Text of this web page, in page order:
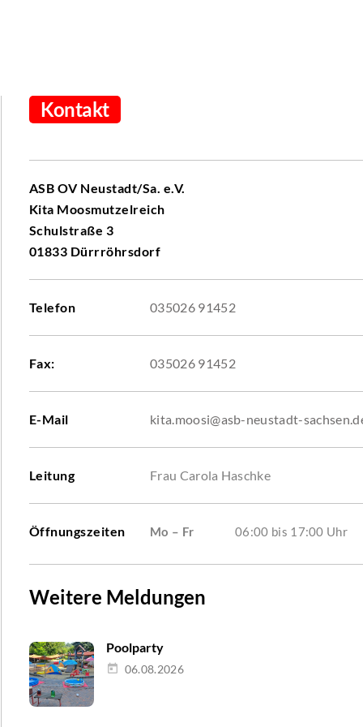
Kontakt
ASB OV Neustadt/Sa. e.V.
Kita Moosmutzelreich
Schulstraße 3
01833 Dürrröhrsdorf
Telefon 035026 91452
Fax: 035026 91452
E-Mail kita.moosi@asb-neustadt-
Leitung Frau Carola Haschke
Öffnungszeiten Mo – Fr 06:00 bis 17:00 Uhr
Weitere Meldungen
Poolparty
06.08.2026